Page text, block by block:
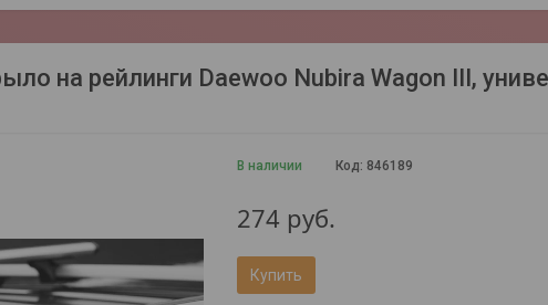
на рейлинги Daewoo Nubira Wagon III,
В наличии Код: 846189
274 руб.
Купить